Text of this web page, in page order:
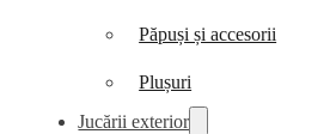
Păpuși și accesorii
Plușuri
Jucării exterior